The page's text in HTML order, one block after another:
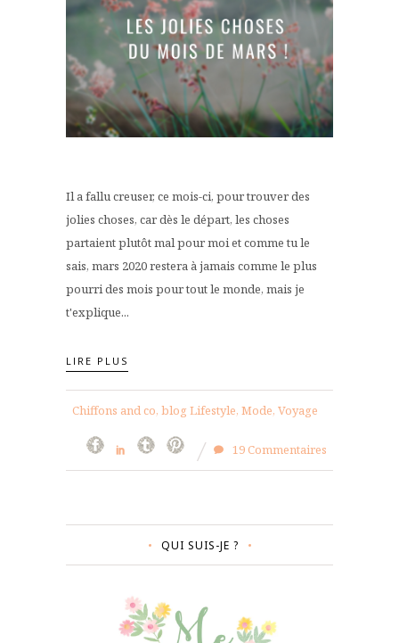
Il a fallu creuser, ce mois-ci, pour trouver des
jolies choses, car dès le départ, les choses
partaient plutôt mal pour moi et comme tu le
sais, mars 2020 restera à jamais comme le plus
pourri des mois pour tout le monde, mais je
t'explique...
LIRE PLUS
Chiffons and co, blog Lifestyle, Mode, Voyage
19 Commentaires
QUI SUIS-JE ?